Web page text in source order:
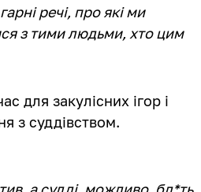
речі, про які ми
з тими людьми, хто цим
для закулісних ігор і
з суддівством.